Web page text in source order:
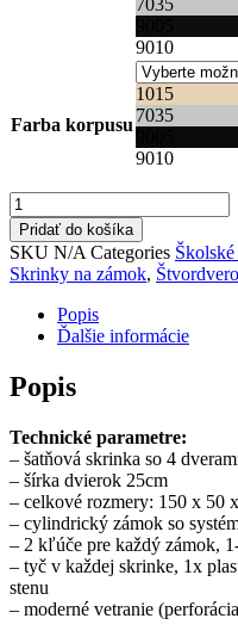
9010
Farba korpusu
1015
7035
9010
množstvo
Skrinka
výškovo
delená
4
dverová
150
cm
Pridať do košíka
SKU N/A Categories
Skrinky na zámok,
Popis
Ďalšie informácie
Popis
Technické parametre:
– šatňová skrinka so 4
– šírka dvierok 25cm
– celkové rozmery: 150 x 50
– cylindrický zámok so
– 2 kľúče pre každý zámok,
– tyč v každej skrinke, 1x
stenu
– moderné vetranie